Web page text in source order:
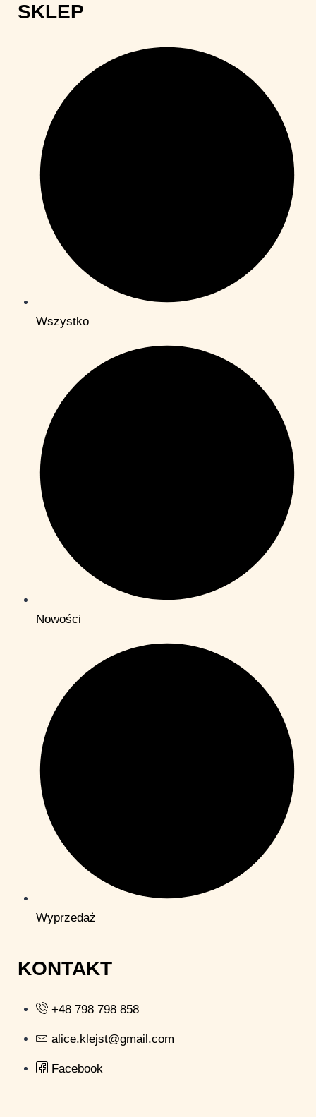
SKLEP
Wszystko
Nowości
Wyprzedaż
KONTAKT
+48 798 798 858
alice.klejst@gmail.com
Facebook